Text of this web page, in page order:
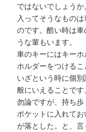
ではないでしょう
入ってそうなもの
のです。酷い時は
うな輩もいます。
車のキーにはキー
ホルダーをつけるこ
いざという時に個
般にいえることです
勿論ですが、持ち歩
ポケットに入れて
が落とした。と、